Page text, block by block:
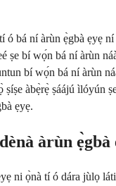
bá ní àrùn ẹ̀gbà ẹyẹ
ṣe bí wọ́n bá ní àrùn
bí wọ́n bá ní àrùn
àbẹ̀rẹ̀ ṣáájú ìlóyún
ẹyẹ.
àrùn ẹ̀gbà
ni ọ̀nà tí ó dára jùlọ